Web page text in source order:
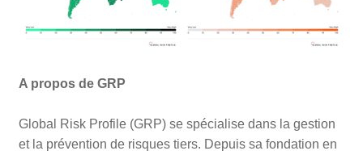
A propos de GRP
Global Risk Profile (GRP) se spécialise dans la gestion
et la prévention de risques tiers. Depuis sa fondation en